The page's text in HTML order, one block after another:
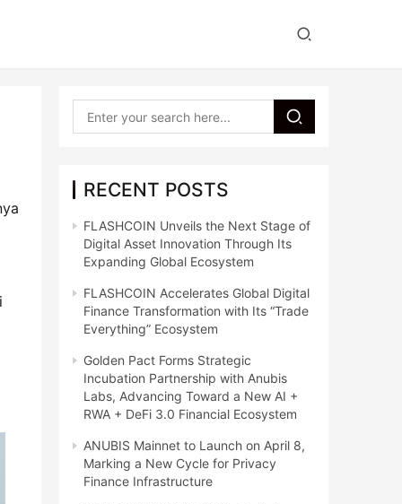
RECENT POSTS
FLASHCOIN Unveils the Next Stage of
Digital Asset Innovation Through Its
Expanding Global Ecosystem
FLASHCOIN Accelerates Global Digital
Finance Transformation with Its “Trade
Everything” Ecosystem
Golden Pact Forms Strategic
Incubation Partnership with Anubis
Labs, Advancing Toward a New AI +
RWA + DeFi 3.0 Financial Ecosystem
ANUBIS Mainnet to Launch on April 8,
Marking a New Cycle for Privacy
Finance Infrastructure